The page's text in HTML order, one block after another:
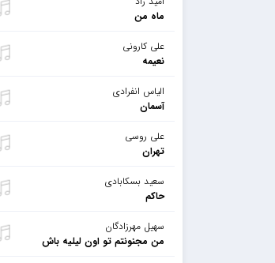
ماه من
علی کارونی
نعیمه
الیاس انفرادی
آسمان
علی روسی
تهران
سعید بسکابادی
حاکم
سهیل مهرزادگان
من مجنونتم تو اون لیلیه باش